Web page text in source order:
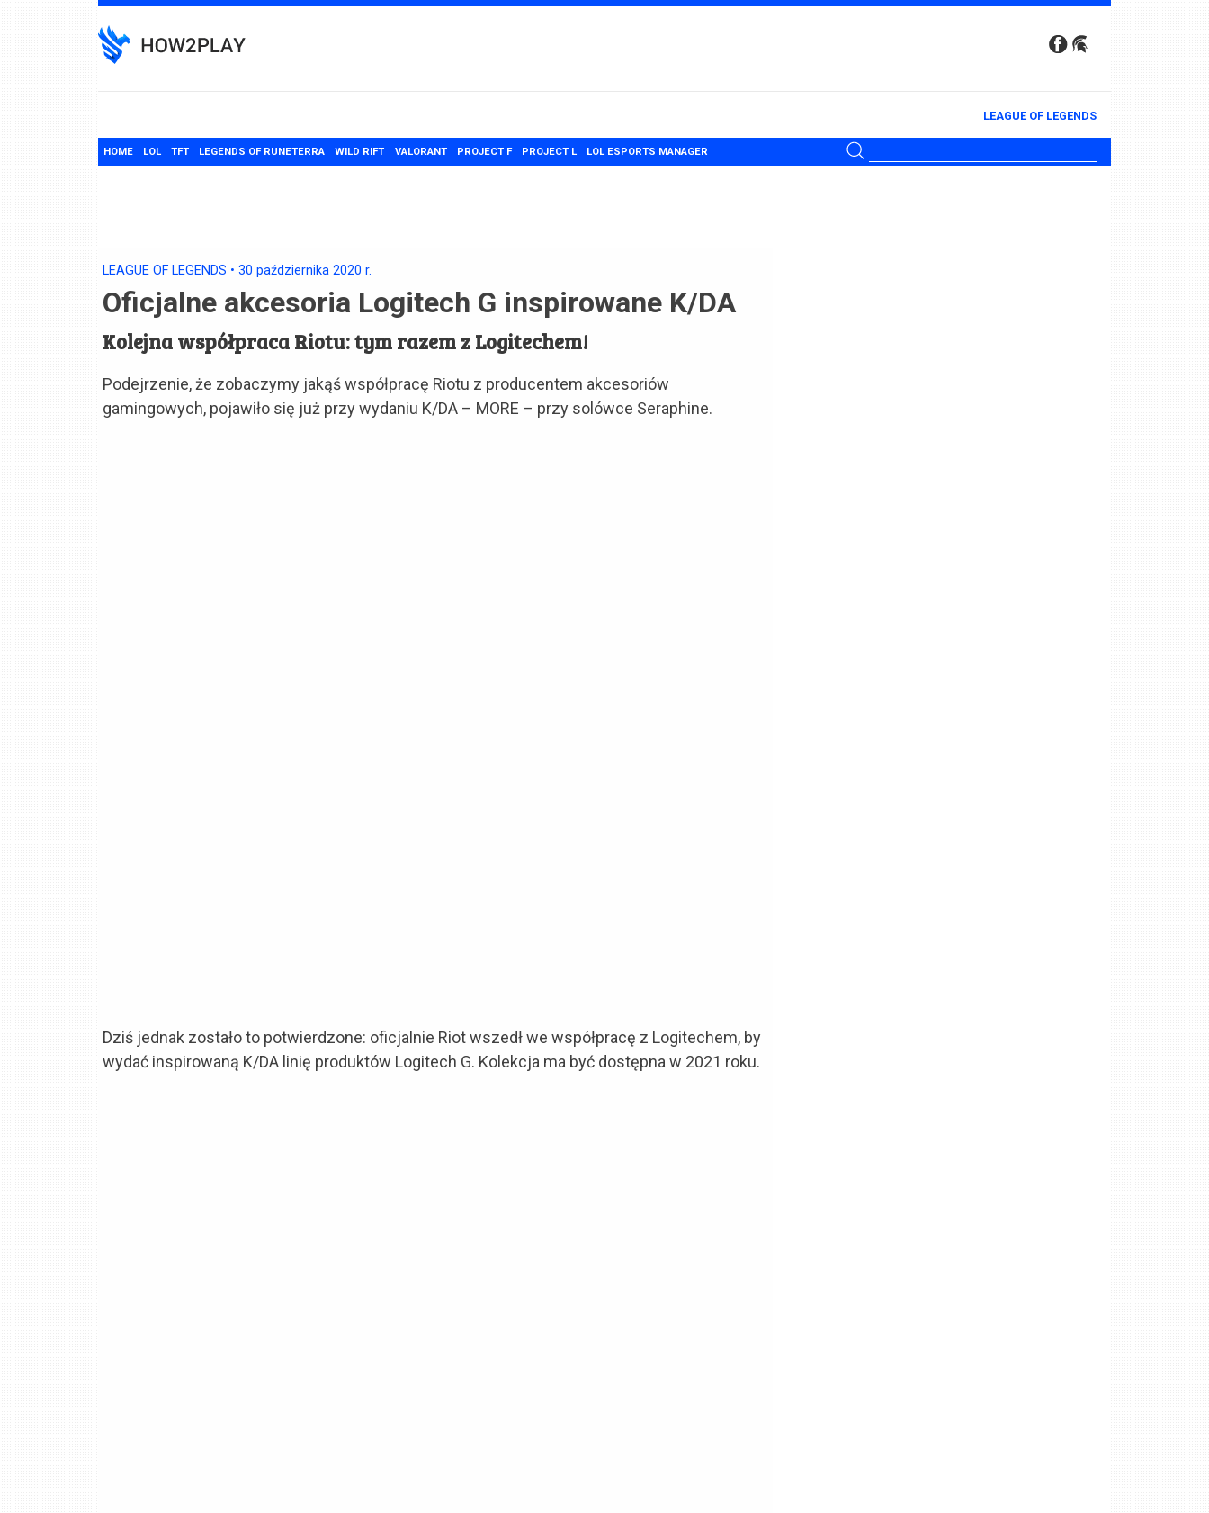
to
content
LEAGUE OF LEGENDS
HOME LOL TFT LEGENDS OF RUNETERRA WILD RIFT VALORANT PROJECT F PROJECT L LOL ESPORTS MANAGER
LEAGUE OF LEGENDS • 30 października 2020 r.
Oficjalne akcesoria Logitech G inspirowane K/DA
Kolejna współpraca Riotu: tym razem z Logitechem!
Podejrzenie, że zobaczymy jakąś współpracę Riotu z producentem akcesoriów
gamingowych, pojawiło się już przy wydaniu K/DA – MORE – przy solówce Seraphine.
Dziś jednak zostało to potwierdzone: oficjalnie Riot wszedł we współpracę z Logitechem, by
wydać inspirowaną K/DA linię produktów Logitech G. Kolekcja ma być dostępna w 2021 roku.